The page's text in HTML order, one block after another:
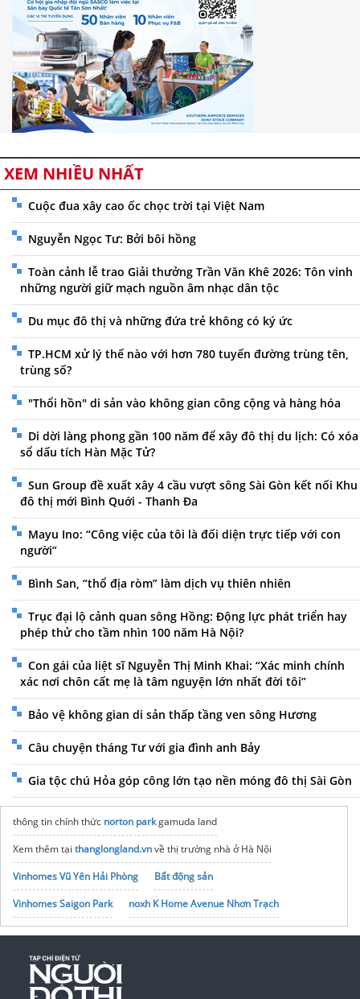
XEM NHIỀU NHẤT
Cuộc đua xây cao ốc chọc trời tại Việt Nam
Nguyễn Ngọc Tư: Bởi bôi hồng
Toàn cảnh lễ trao Giải thưởng Trần Văn Khê 2026: Tôn vinh
những người giữ mạch nguồn âm nhạc dân tộc
Du mục đô thị và những đứa trẻ không có ký ức
TP.HCM xử lý thế nào với hơn 780 tuyến đường trùng tên,
trùng số?
"Thổi hồn" di sản vào không gian công cộng và hàng hóa
Di dời làng phong gần 100 năm để xây đô thị du lịch: Có xóa
sổ dấu tích Hàn Mặc Tử?
Sun Group đề xuất xây 4 cầu vượt sông Sài Gòn kết nối Khu
đô thị mới Bình Quới - Thanh Đa
Mayu Ino: “Công việc của tôi là đối diện trực tiếp với con
người”
Bình San, “thổ địa ròm” làm dịch vụ thiên nhiên
Trục đại lộ cảnh quan sông Hồng: Động lực phát triển hay
phép thử cho tầm nhìn 100 năm Hà Nội?
Con gái của liệt sĩ Nguyễn Thị Minh Khai: “Xác minh chính
xác nơi chôn cất mẹ là tâm nguyện lớn nhất đời tôi”
Bảo vệ không gian di sản thấp tầng ven sông Hương
Câu chuyện tháng Tư với gia đình anh Bảy
Gia tộc chú Hỏa góp công lớn tạo nền móng đô thị Sài Gòn
thông tin chính thức norton parkgamuda land
Xem thêm tại thanglongland.vnvề thị trường nhà ở Hà Nội
Vinhomes Vũ Yên Hải Phòng
Bất động sản
Vinhomes Saigon Park
noxh K Home Avenue Nhơn Trạch
Tập đoàn Bcons Group